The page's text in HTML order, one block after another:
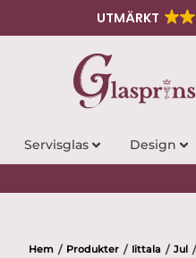
UTMÄRKT
Servisglas Design
Hem / Produkter / Iittala / Jul /